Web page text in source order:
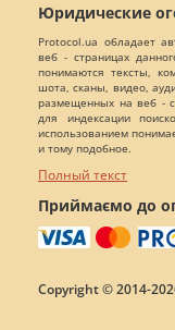
Юридические
Protocol.ua обладает
веб - страницах
понимаются тексты,
шота, сканы, видео,
размещенных на веб -
для индексации
использованием
и тому подобное.
Полный текст
Приймаємо до
Copyright © 2014-